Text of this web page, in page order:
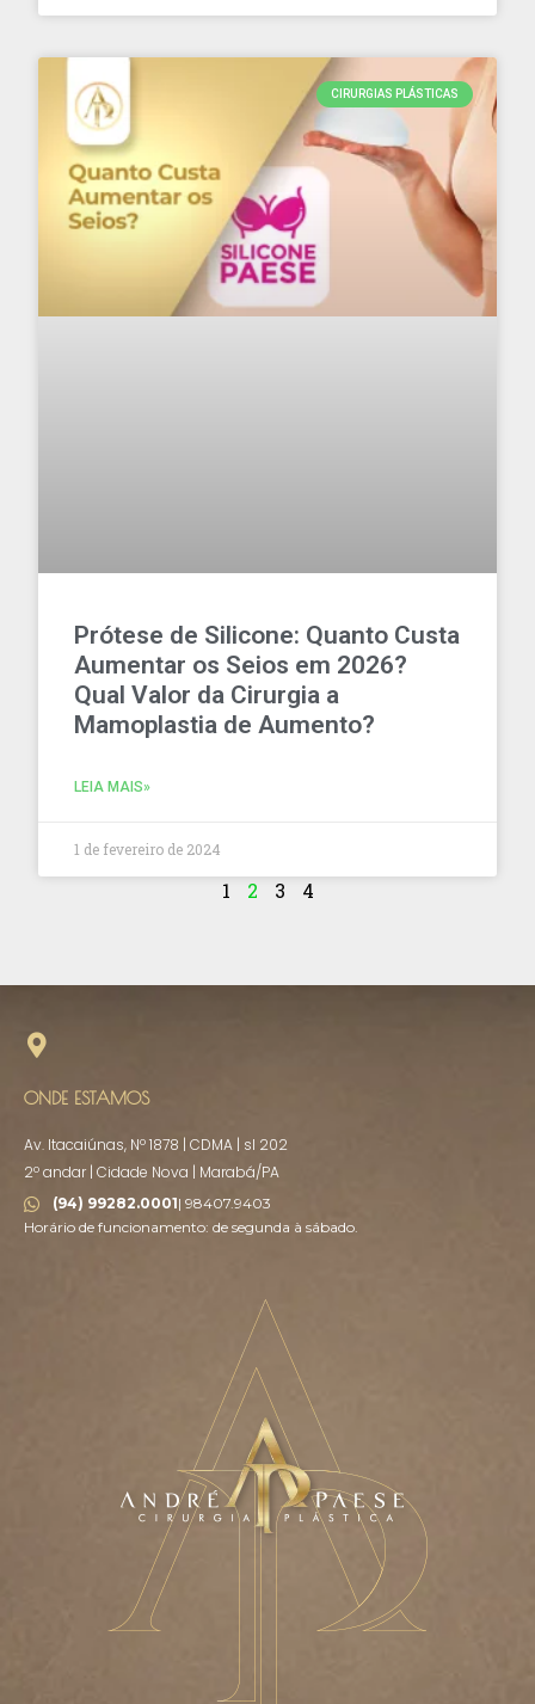
CIRURGIAS PLÁSTICAS
Prótese de Silicone: Quanto Custa
Aumentar os Seios em 2026?
Qual Valor da Cirurgia a
Mamoplastia de Aumento?
LEIA MAIS»
1 de fevereiro de 2024
1 2 3 4
ONDE ESTAMOS
Av. Itacaiúnas, Nº 1878 | CDMA | sl 202
2º andar | Cidade Nova | Marabá/PA
(94) 99282.0001| 98407.9403
Horário de funcionamento: de segunda à sábado.